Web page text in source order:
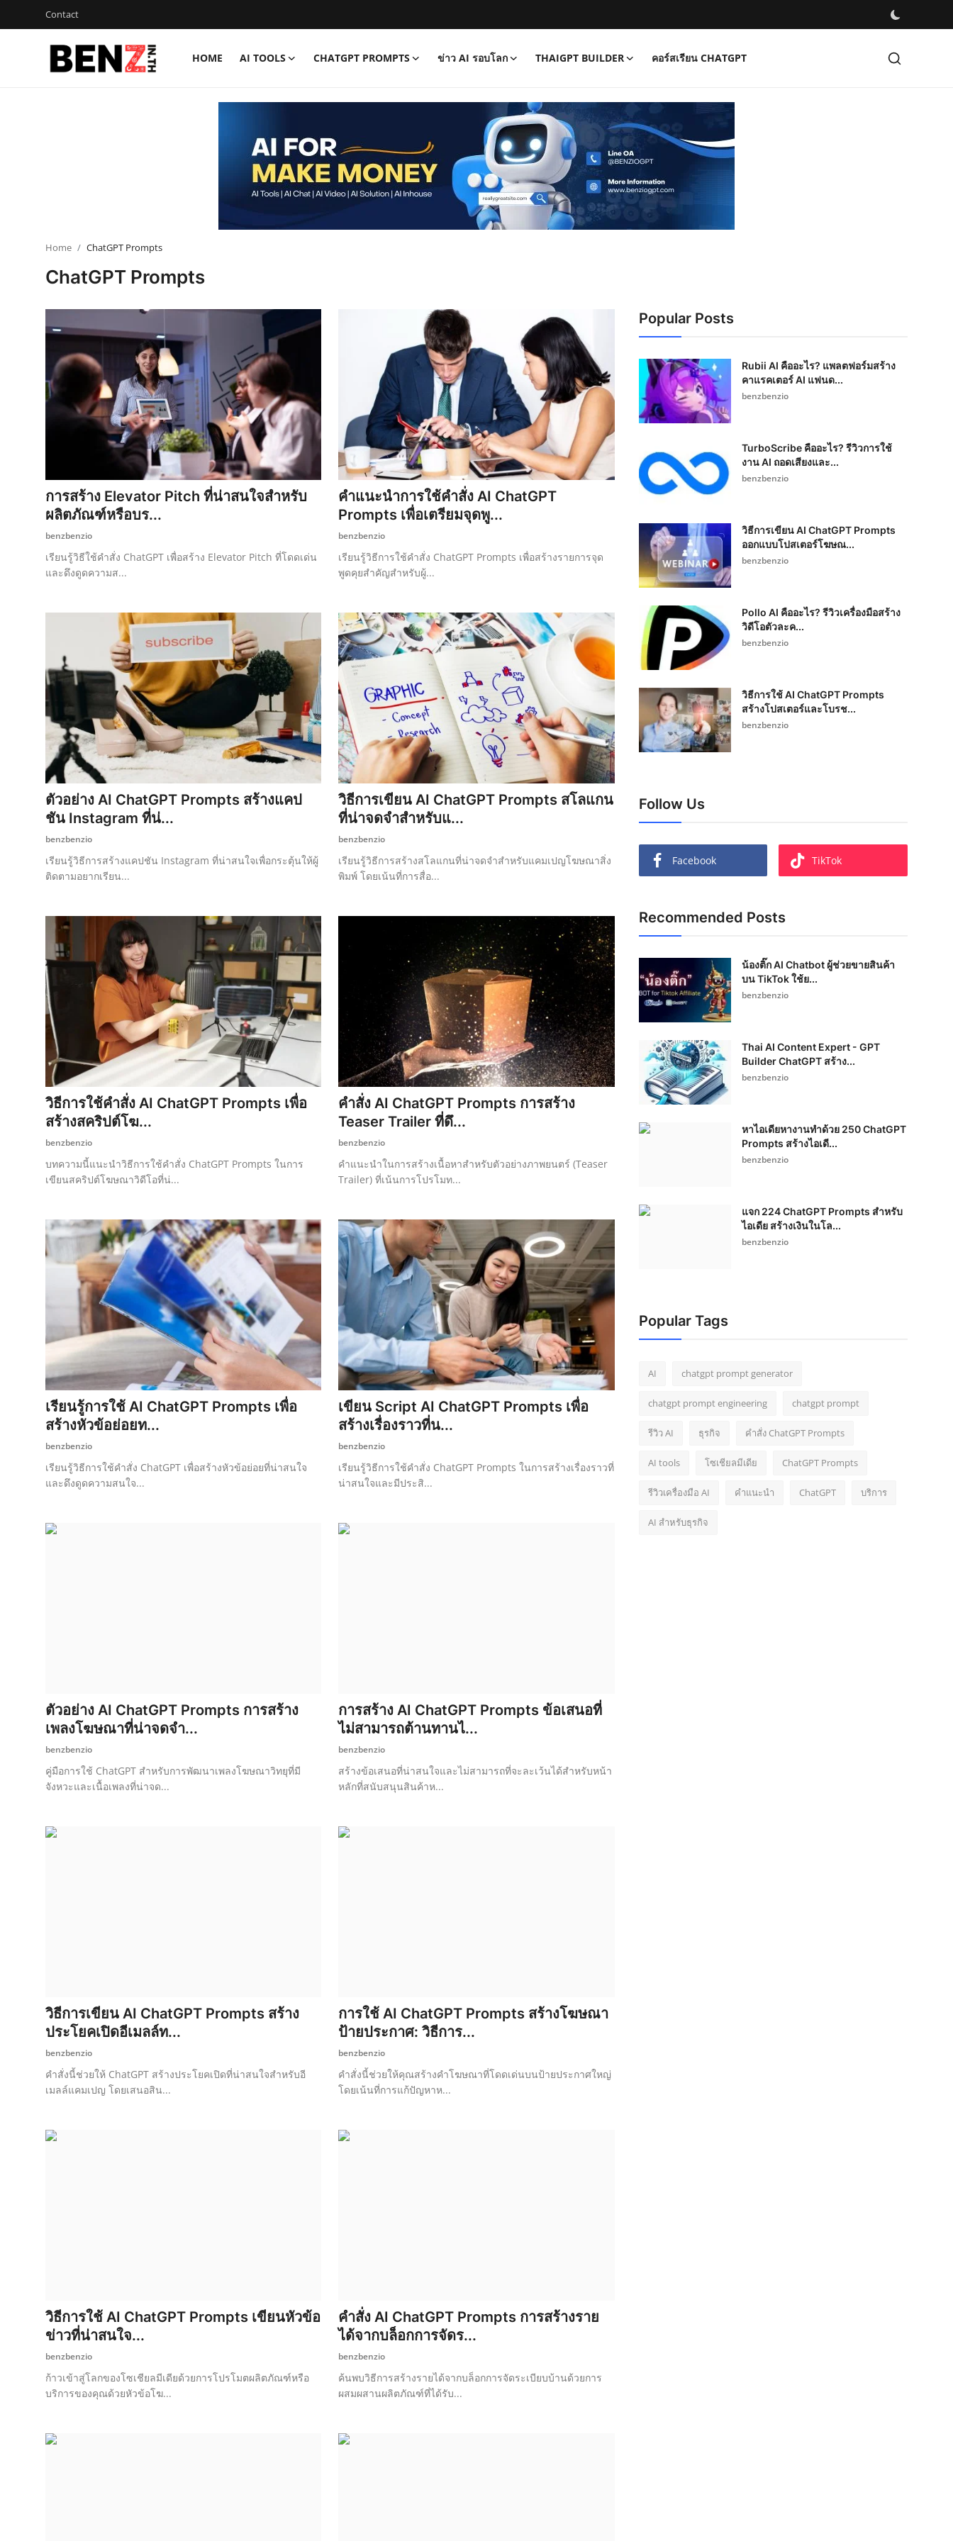
Contact
HOME AI TOOLS CHATGPT PROMPTS ข่าว AI รอบโลก THAIGPT BUILDER คอร์สเรียน CHATGPT
ThaiGPT Builder
คอร์สเรียน ChatGPT
Home ChatGPT Prompts
ChatGPT Prompts
การสร้าง Elevator Pitch ที่น่าสนใจสำหรับ
ผลิตภัณฑ์หรือบร...
benzbenzio
เรียนรู้วิธีใช้คำสั่ง ChatGPT เพื่อสร้าง Elevator Pitch ที่โดดเด่น
และดึงดูดความส...
คำแนะนำการใช้คำสั่ง AI ChatGPT
Prompts เพื่อเตรียมจุดพู...
benzbenzio
เรียนรู้วิธีการใช้คำสั่ง ChatGPT Prompts เพื่อสร้างรายการจุด
พูดคุยสำคัญสำหรับผู้...
ตัวอย่าง AI ChatGPT Prompts สร้างแคป
ชัน Instagram ที่น่...
benzbenzio
เรียนรู้วิธีการสร้างแคปชัน Instagram ที่น่าสนใจเพื่อกระตุ้นให้ผู้
ติดตามอยากเรียน...
วิธีการเขียน AI ChatGPT Prompts สโลแกน
ที่น่าจดจำสำหรับแ...
benzbenzio
เรียนรู้วิธีการสร้างสโลแกนที่น่าจดจำสำหรับแคมเปญโฆษณาสิ่ง
พิมพ์ โดยเน้นที่การสื่อ...
วิธีการใช้คำสั่ง AI ChatGPT Prompts เพื่อ
สร้างสคริปต์โฆ...
benzbenzio
บทความนี้แนะนำวิธีการใช้คำสั่ง ChatGPT Prompts ในการ
เขียนสคริปต์โฆษณาวิดีโอที่น่...
คำสั่ง AI ChatGPT Prompts การสร้าง
Teaser Trailer ที่ดึ...
benzbenzio
คำแนะนำในการสร้างเนื้อหาสำหรับตัวอย่างภาพยนตร์ (Teaser
Trailer) ที่เน้นการโปรโมท...
เรียนรู้การใช้ AI ChatGPT Prompts เพื่อ
สร้างหัวข้อย่อยท...
benzbenzio
เรียนรู้วิธีการใช้คำสั่ง ChatGPT เพื่อสร้างหัวข้อย่อยที่น่าสนใจ
และดึงดูดความสนใจ...
เขียน Script AI ChatGPT Prompts เพื่อ
สร้างเรื่องราวที่น...
benzbenzio
เรียนรู้วิธีการใช้คำสั่ง ChatGPT Prompts ในการสร้างเรื่องราวที่
น่าสนใจและมีประสิ...
ตัวอย่าง AI ChatGPT Prompts การสร้าง
เพลงโฆษณาที่น่าจดจำ...
benzbenzio
คู่มือการใช้ ChatGPT สำหรับการพัฒนาเพลงโฆษณาวิทยุที่มี
จังหวะและเนื้อเพลงที่น่าจด...
การสร้าง AI ChatGPT Prompts ข้อเสนอที่
ไม่สามารถต้านทานไ...
benzbenzio
สร้างข้อเสนอที่น่าสนใจและไม่สามารถที่จะละเว้นได้สำหรับหน้า
หลักที่สนับสนุนสินค้าห...
วิธีการเขียน AI ChatGPT Prompts สร้าง
ประโยคเปิดอีเมลล์ท...
benzbenzio
คำสั่งนี้ช่วยให้ ChatGPT สร้างประโยคเปิดที่น่าสนใจสำหรับอี
เมลล์แคมเปญ โดยเสนอสิน...
การใช้ AI ChatGPT Prompts สร้างโฆษณา
ป้ายประกาศ: วิธีการ...
benzbenzio
คำสั่งนี้ช่วยให้คุณสร้างคำโฆษณาที่โดดเด่นบนป้ายประกาศใหญ่
โดยเน้นที่การแก้ปัญหาห...
วิธีการใช้ AI ChatGPT Prompts เขียนหัวข้อ
ข่าวที่น่าสนใจ...
benzbenzio
ก้าวเข้าสู่โลกของโซเชียลมีเดียด้วยการโปรโมตผลิตภัณฑ์หรือ
บริการของคุณด้วยหัวข้อโฆ...
คำสั่ง AI ChatGPT Prompts การสร้างราย
ได้จากบล็อกการจัดร...
benzbenzio
ค้นพบวิธีการสร้างรายได้จากบล็อกการจัดระเบียบบ้านด้วยการ
ผสมผสานผลิตภัณฑ์ที่ได้รับ...
Popular Posts
Rubii AI คืออะไร? แพลตฟอร์มสร้าง
คาแรคเตอร์ AI แฟนด...
benzbenzio
TurboScribe คืออะไร? รีวิวการใช้
งาน AI ถอดเสียงและ...
benzbenzio
วิธีการเขียน AI ChatGPT Prompts
ออกแบบโปสเตอร์โฆษณ...
benzbenzio
Pollo AI คืออะไร? รีวิวเครื่องมือสร้าง
วิดีโอตัวละค...
benzbenzio
วิธีการใช้ AI ChatGPT Prompts
สร้างโปสเตอร์และโบรช...
benzbenzio
Follow Us
Facebook TikTok
Recommended Posts
น้องติ๊ก AI Chatbot ผู้ช่วยขายสินค้า
บน TikTok ใช้ย...
benzbenzio
Thai AI Content Expert - GPT
Builder ChatGPT สร้าง...
benzbenzio
หาไอเดียหางานทำด้วย 250 ChatGPT
Prompts สร้างไอเดี...
benzbenzio
แจก 224 ChatGPT Prompts สำหรับ
ไอเดีย สร้างเงินในโล...
benzbenzio
Popular Tags
AI chatgpt prompt generator
chatgpt prompt engineering chatgpt prompt
รีวิว AI ธุรกิจ คำสั่ง ChatGPT Prompts
AI tools โซเชียลมีเดีย ChatGPT Prompts
รีวิวเครื่องมือ AI คำแนะนำ ChatGPT บริการ
AI สำหรับธุรกิจ